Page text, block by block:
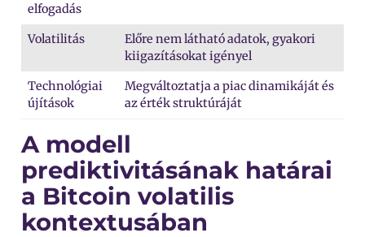
elfogadás
Volatilitás
Előre nem látható adatok, gyakori
kiigazításokat igényel
Technológiai
újítások
Megváltoztatja a piac dinamikáját és
az érték struktúráját
A modell
prediktivitásának határai
a Bitcoin volatilis
kontextusában